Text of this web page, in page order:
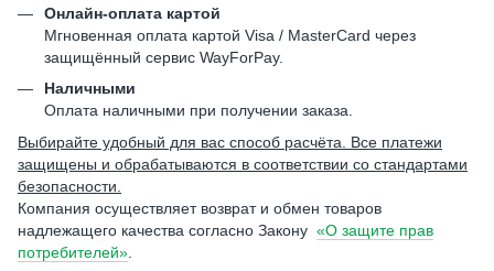
Онлайн-оплата картой
Мгновенная оплата картой Visa / MasterCard через
защищённый сервис WayForPay.
Наличными
Оплата наличными при получении заказа.
Выбирайте удобный для вас способ расчёта. Все платежи
защищены и обрабатываются в соответствии со стандартами
безопасности.
Компания осуществляет возврат и обмен товаров
надлежащего качества согласно Закону «О защите прав
потребителей»